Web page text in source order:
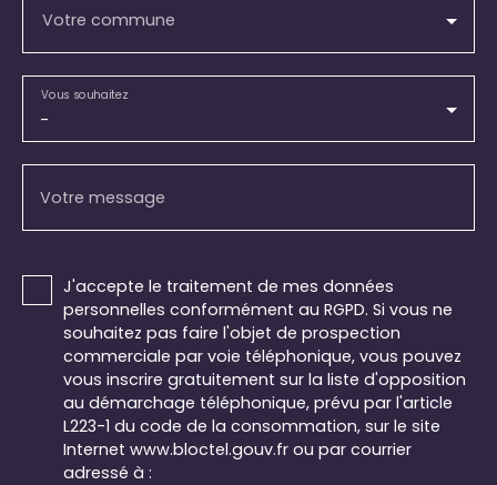
Votre commune
-
Vous souhaitez
Votre message
J'accepte le traitement de mes données
personnelles conformément au RGPD. Si vous ne
souhaitez pas faire l'objet de prospection
commerciale par voie téléphonique, vous pouvez
vous inscrire gratuitement sur la liste d'opposition
au démarchage téléphonique, prévu par l'article
L223-1 du code de la consommation, sur le site
Internet www.bloctel.gouv.fr ou par courrier
adressé à :